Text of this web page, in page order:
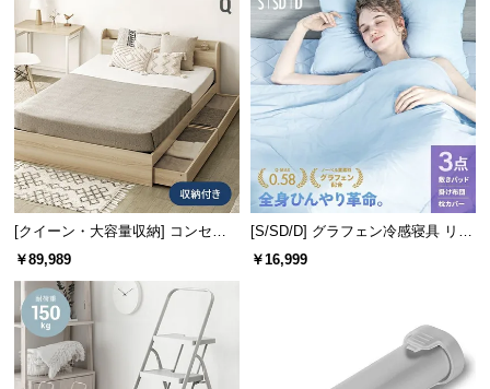
返
キ
ャ
ン
セ
ル
に
つ
て
保
証
に
使いやすいセンサー感知距離
センサーの感知範囲は約3～6㎝。適度な距離で泡を
噴出してくれます。
[クイーン・大容量収納] コンセン
ト機能付きベッド 超極厚マットレ
ス付き
￥89,989
[S/SD/D] グラフェン冷感寝具 リバ
ーシブル 3点セット 速乾 抗菌 洗え
￥16,999